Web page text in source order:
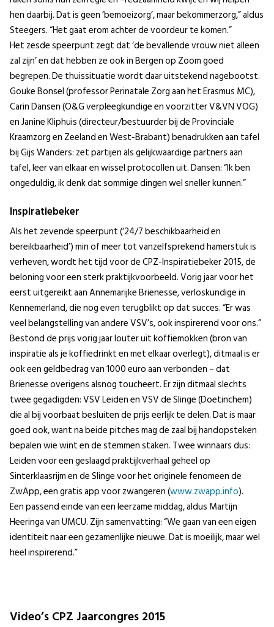
hen daarbij. Dat is geen ‘bemoeizorg’, maar bekommerzorg,” aldus
Steegers. “Het gaat erom achter de voordeur te komen.”
Het zesde speerpunt zegt dat ‘de bevallende vrouw niet alleen
zal zijn’ en dat hebben ze ook in Bergen op Zoom goed
begrepen. De thuissituatie wordt daar uitstekend nagebootst.
Gouke Bonsel (professor Perinatale Zorg aan het Erasmus MC),
Carin Dansen (O&G verpleegkundige en voorzitter V&VN VOG)
en Janine Kliphuis (directeur/bestuurder bij de Provinciale
Kraamzorg en Zeeland en West-Brabant) benadrukken aan tafel
bij Gijs Wanders: zet partijen als gelijkwaardige partners aan
tafel, leer van elkaar en wissel protocollen uit. Dansen: “Ik ben
ongeduldig, ik denk dat sommige dingen wel sneller kunnen.”
Inspiratiebeker
Als het zevende speerpunt (‘24/7 beschikbaarheid en
bereikbaarheid’) min of meer tot vanzelfsprekend hamerstuk is
verheven, wordt het tijd voor de CPZ-Inspiratiebeker 2015, de
beloning voor een sterk praktijkvoorbeeld. Vorig jaar voor het
eerst uitgereikt aan Annemarijke Brienesse, verloskundige in
Kennemerland, die nog even terugblikt op dat succes. “Er was
veel belangstelling van andere VSV’s, ook inspirerend voor ons.”
Bestond de prijs vorig jaar louter uit koffiemokken (bron van
inspiratie als je koffiedrinkt en met elkaar overlegt), ditmaal is er
ook een geldbedrag van 1000 euro aan verbonden – dat
Brienesse overigens alsnog toucheert. Er zijn ditmaal slechts
twee gegadigden: VSV Leiden en VSV de Slinge (Doetinchem)
die al bij voorbaat besluiten de prijs eerlijk te delen. Dat is maar
goed ook, want na beide pitches mag de zaal bij handopsteken
bepalen wie wint en de stemmen staken. Twee winnaars dus:
Leiden voor een geslaagd praktijkverhaal geheel op
Sinterklaasrijm en de Slinge voor het originele fenomeen de
ZwApp, een gratis app voor zwangeren (www.zwapp.info).
Een passend einde van een leerzame middag, aldus Martijn
Heeringa van UMCU. Zijn samenvatting: “We gaan van een eigen
identiteit naar een gezamenlijke nieuwe. Dat is moeilijk, maar wel
heel inspirerend.”
Video’s CPZ Jaarcongres 2015